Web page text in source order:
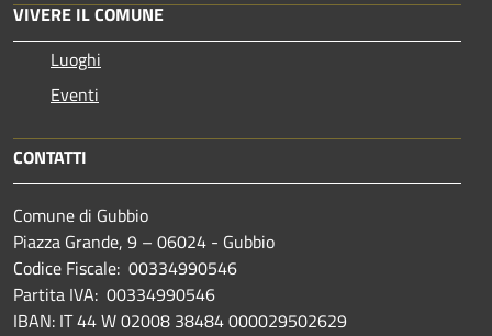
VIVERE IL COMUNE
Luoghi
Eventi
CONTATTI
Comune di Gubbio
Piazza Grande, 9 – 06024 - Gubbio
Codice Fiscale: 00334990546
Partita IVA: 00334990546
IBAN: IT 44 W 02008 38484 000029502629